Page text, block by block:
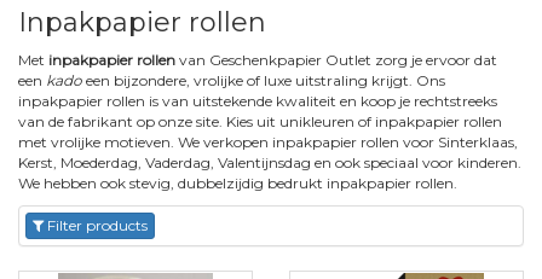
Inpakpapier rollen
Met inpakpapier rollen van Geschenkpapier Outlet zorg je ervoor dat
een kado een bijzondere, vrolijke of luxe uitstraling krijgt. Ons
inpakpapier rollen is van uitstekende kwaliteit en koop je rechtstreeks
van de fabrikant op onze site. Kies uit unikleuren of inpakpapier rollen
met vrolijke motieven. We verkopen inpakpapier rollen voor Sinterklaas,
Kerst, Moederdag, Vaderdag, Valentijnsdag en ook speciaal voor kinderen.
We hebben ook stevig, dubbelzijdig bedrukt inpakpapier rollen.
Filter products